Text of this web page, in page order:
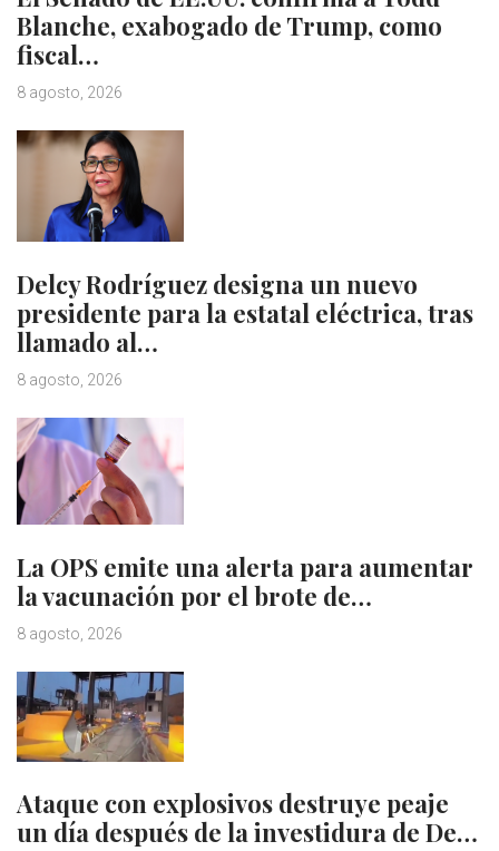
Blanche, exabogado de Trump, como
fiscal…
8 agosto, 2026
Delcy Rodríguez designa un nuevo
presidente para la estatal eléctrica, tras
llamado al…
8 agosto, 2026
La OPS emite una alerta para aumentar
la vacunación por el brote de…
8 agosto, 2026
Ataque con explosivos destruye peaje
un día después de la investidura de De…